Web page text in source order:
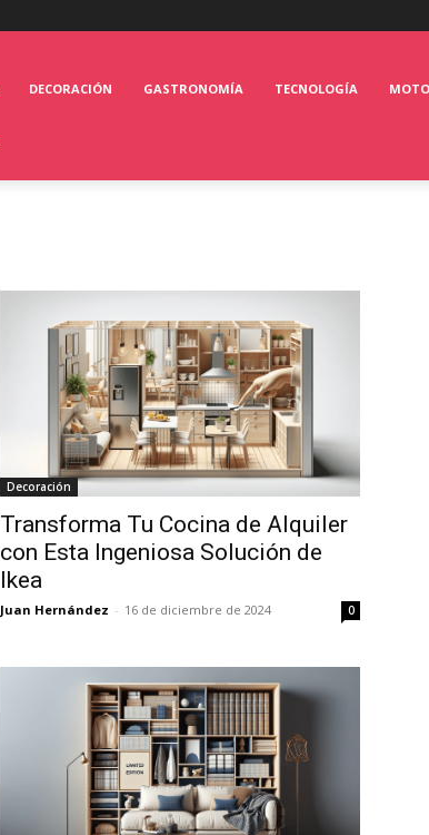
DECORACIÓN GASTRONOMÍA TECNOLOGÍA
Decoración
Transforma Tu Cocina de Alquiler
con Esta Ingeniosa Solución de
Ikea
Juan Hernández - 16 de diciembre de 2024 0